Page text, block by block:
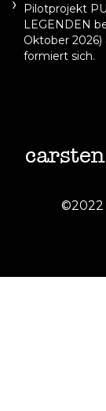
Pilotprojekt
LEGENDEN
Oktober
formiert sich.
©2022